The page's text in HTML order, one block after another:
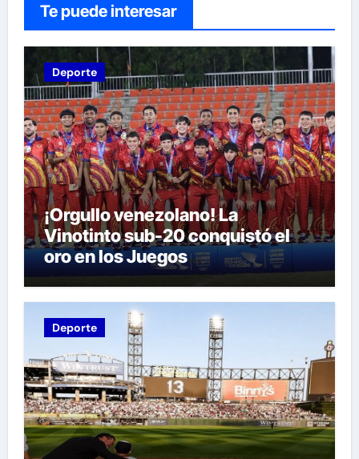
Te puede interesar
Deporte
¡Orgullo venezolano! La
Vinotinto sub-20 conquistó el
oro en los Juegos
Centroamericanos y del Caribe
tras unos dramáticos penales
Deporte